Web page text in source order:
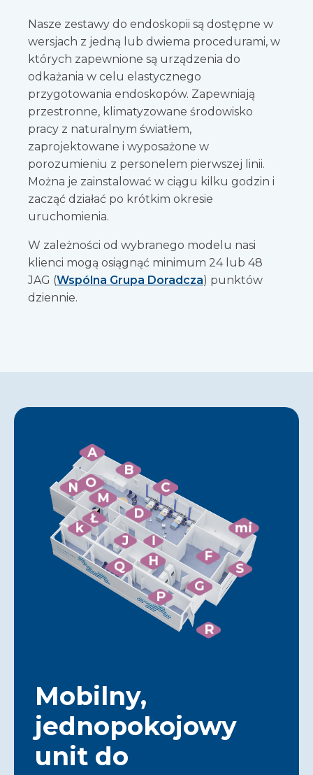
Nasze zestawy do endoskopii są dostępne w
wersjach z jedną lub dwiema procedurami, w
których zapewnione są urządzenia do
odkażania w celu elastycznego
przygotowania endoskopów. Zapewniają
przestronne, klimatyzowane środowisko
pracy z naturalnym światłem,
zaprojektowane i wyposażone w
porozumieniu z personelem pierwszej linii.
Można je zainstalować w ciągu kilku godzin i
zacząć działać po krótkim okresie
uruchomienia.
W zależności od wybranego modelu nasi
klienci mogą osiągnąć minimum 24 lub 48
JAG (Wspólna Grupa Doradcza) punktów
dziennie.
A
B
C
D
mi
F
G
H
J
k
Ł
M
N O
P
Q
R
S
Mobilny,
jednopokojowy
unit do